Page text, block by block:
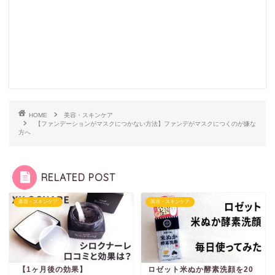
HOME
美容・スキンケア
【ファンデーションがマスクにつかない方法】ファンデがマスクにつくのが嫌な
方へ
RELATED POST
美容・スキンケア
【1ヶ月後の効果】
美容・スキンケア
ロゼット米ぬか酵素洗顔を20